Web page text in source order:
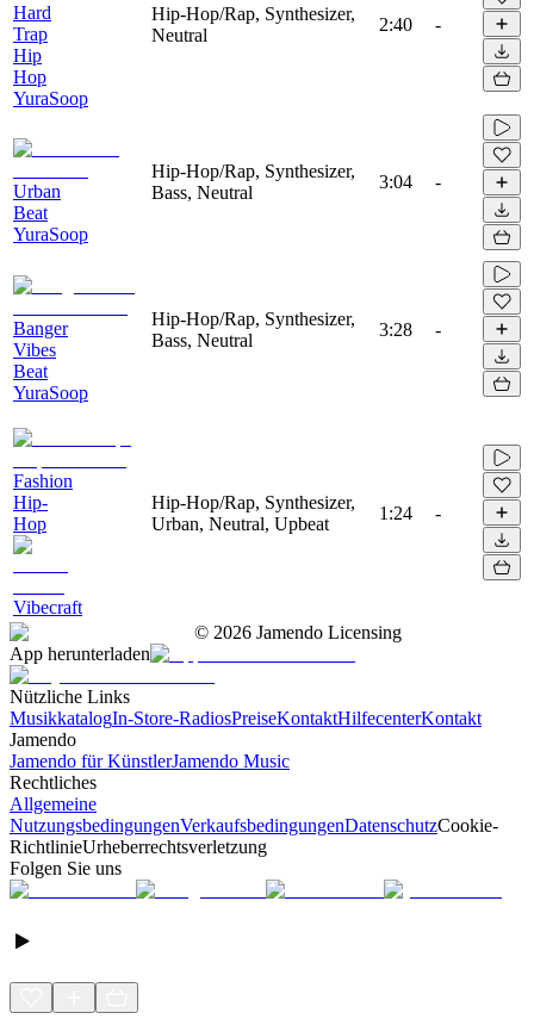
Hard
Trap
Hip
Hop
YuraSoop
Hip-Hop/Rap, Synthesizer,
Neutral
2:40 -
Urban
Beat
YuraSoop
Hip-Hop/Rap, Synthesizer,
Bass, Neutral
3:04 -
Banger
Vibes
Beat
YuraSoop
Hip-Hop/Rap, Synthesizer,
Bass, Neutral
3:28 -
Fashion
Hip-
Hop
Vibecraft
Hip-Hop/Rap, Synthesizer,
Urban, Neutral, Upbeat
1:24 -
© 2026 Jamendo Licensing
App herunterladen
Nützliche Links
MusikkatalogIn-Store-RadiosPreiseKontaktHilfecenterKontakt
Jamendo
Jamendo für KünstlerJamendo Music
Rechtliches
Allgemeine
NutzungsbedingungenVerkaufsbedingungenDatenschutzCookie-
RichtlinieUrheberrechtsverletzung
Folgen Sie uns